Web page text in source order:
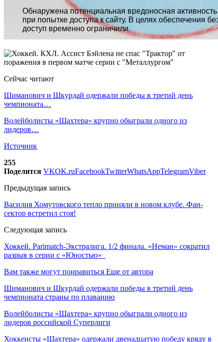
Сейчас читают
Шиманович и Шкурдай одержали победы в третий день
чемпионата…
Волейболисты «Шахтера» крупно обыграли одного из
лидеров…
Источник
255
Поделится VKOK.ruFacebookTwitterWhatsAppTelegramViber
Предыдущая запись
Василия Хомутовского тепло приняли в новом клубе. Фан-
сектор встретил стоя!
Следующая запись
Хоккей. Parimatch-Экстралига. 1/2 финала. «Неман» сократил
разрыв в серии с «Юностью»
Вам также могут понравиться Еще от автора
Шиманович и Шкурдай одержали победы в третий день
чемпионата страны по плаванию
Волейболисты «Шахтера» крупно обыграли одного из
лидеров российской Суперлиги
Хоккеисты «Шахтера» одержали двенадцатую победу кряду в